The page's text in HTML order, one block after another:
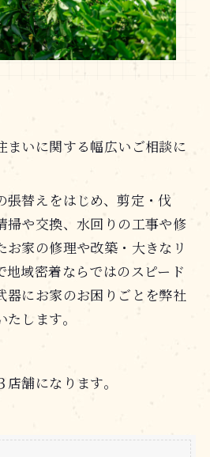
まいに関する幅広いご相談に
張替えをはじめ、剪定・伐
掃や交換、水回りの工事や修
家の修理や改築・大きなリ
地域密着ならではのスピード
器にお家のお困りごとを弊社
します。
舗になります。